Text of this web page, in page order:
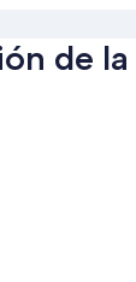
de